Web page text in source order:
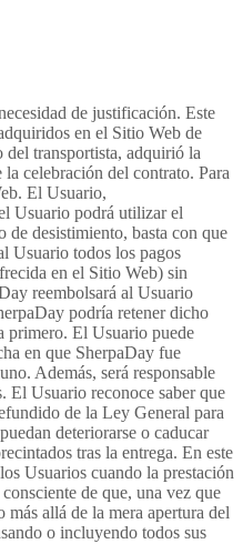
de justificación. Este
en el Sitio Web de
del transportista, adquirió la
celebración del contrato. Para
El Usuario,
Usuario podrá utilizar el
de desistimiento, basta con que
Usuario todos los pagos
en el Sitio Web) sin
reembolsará al Usuario
podría retener dicho
primero. El Usuario puede
en que SherpaDay fue
Además, será responsable
El Usuario reconoce saber que
de la Ley General para
deteriorarse o caducar
tras la entrega. En este
Usuarios cuando la prestación
de que, una vez que
allá de la mera apertura del
o incluyendo todos sus